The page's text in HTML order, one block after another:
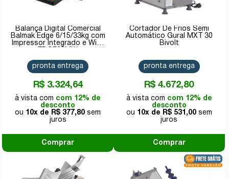
Balança Digital Comercial
Balmak Edge 6/15/33kg com
Impressor Integrado e Wi-fi
R$ 3.324,64
com 12% de
desconto
10x de
R$ 377,80
pronta entrega
Comprar
Cortador De Frios Semi
Automático Gural MXT 30
Bivolt
R$ 4.672,80
com 12% de
desconto
10x de
R$ 531,00
pronta entrega
Comprar